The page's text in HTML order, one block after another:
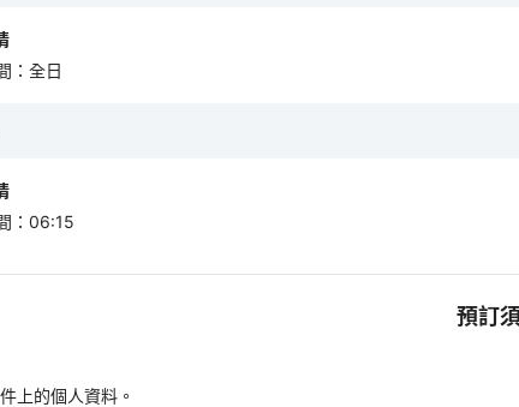
： 全日
： 06:15
預訂
上的個人資料。